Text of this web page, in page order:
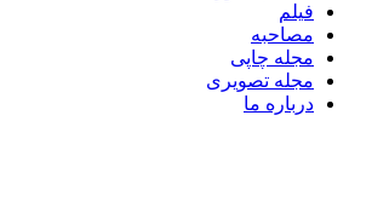
فیلم
مصاحبه
مجله چاپی
مجله تصویری
درباره ما